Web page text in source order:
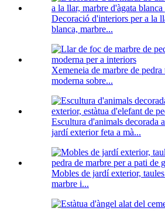
Decoració d'interiors per a la
blanca, marbre...
Xemeneia de marbre de pedra
moderna sobre...
Escultura d'animals decorada
jardí exterior feta a mà...
Mobles de jardí exterior,
marbre i...